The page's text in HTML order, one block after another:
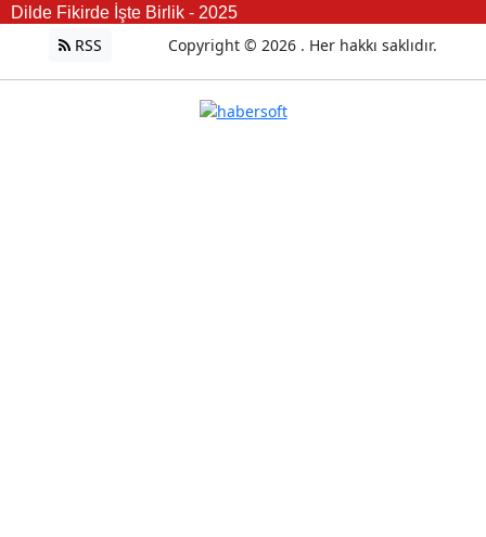
Dilde Fikirde İşte Birlik - 2025
RSS Copyright © 2026 . Her hakkı saklıdır.